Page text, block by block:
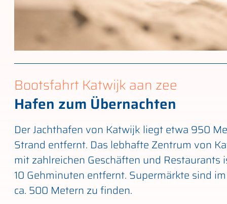
Bootsfahrt Katwijk aan zee
Hafen zum Übernachten
Der Jachthafen von Katwijk liegt etwa 950
Strand entfernt. Das lebhafte Zentrum von
mit zahlreichen Geschäften und Restaurants
10 Gehminuten entfernt. Supermärkte sind
ca. 500 Metern zu finden.